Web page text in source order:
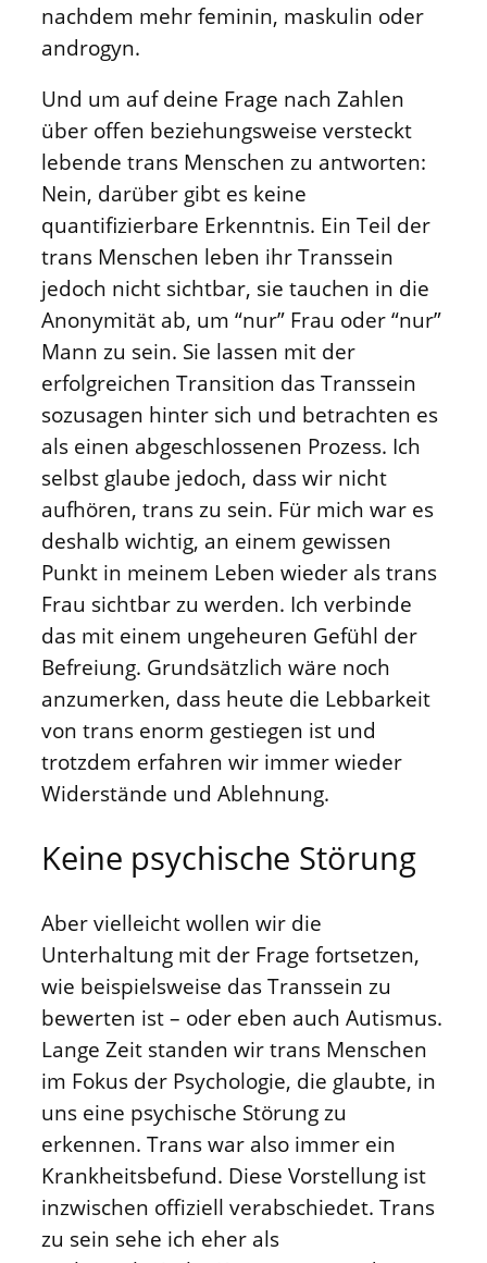
nachdem mehr feminin, maskulin oder
androgyn.
Und um auf deine Frage nach Zahlen
über offen beziehungsweise versteckt
lebende trans Menschen zu antworten:
Nein, darüber gibt es keine
quantifizierbare Erkenntnis. Ein Teil der
trans Menschen leben ihr Transsein
jedoch nicht sichtbar, sie tauchen in die
Anonymität ab, um “nur” Frau oder “nur”
Mann zu sein. Sie lassen mit der
erfolgreichen Transition das Transsein
sozusagen hinter sich und betrachten es
als einen abgeschlossenen Prozess. Ich
selbst glaube jedoch, dass wir nicht
aufhören, trans zu sein. Für mich war es
deshalb wichtig, an einem gewissen
Punkt in meinem Leben wieder als trans
Frau sichtbar zu werden. Ich verbinde
das mit einem ungeheuren Gefühl der
Befreiung. Grundsätzlich wäre noch
anzumerken, dass heute die Lebbarkeit
von trans enorm gestiegen ist und
trotzdem erfahren wir immer wieder
Widerstände und Ablehnung.
Keine psychische Störung
Aber vielleicht wollen wir die
Unterhaltung mit der Frage fortsetzen,
wie beispielsweise das Transsein zu
bewerten ist – oder eben auch Autismus.
Lange Zeit standen wir trans Menschen
im Fokus der Psychologie, die glaubte, in
uns eine psychische Störung zu
erkennen. Trans war also immer ein
Krankheitsbefund. Diese Vorstellung ist
inzwischen offiziell verabschiedet. Trans
zu sein sehe ich eher als